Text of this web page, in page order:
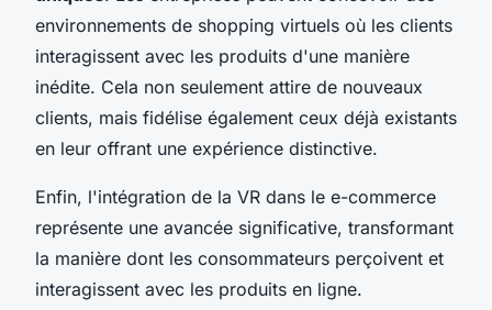
environnements de shopping virtuels où les clients
interagissent avec les produits d'une manière
inédite. Cela non seulement attire de nouveaux
clients, mais fidélise également ceux déjà existants
en leur offrant une expérience distinctive.
Enfin, l'intégration de la VR dans le e-commerce
représente une avancée significative, transformant
la manière dont les consommateurs perçoivent et
interagissent avec les produits en ligne.